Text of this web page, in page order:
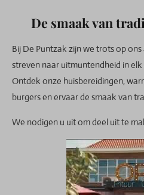
De smaak van
Bij De Puntzak zijn we trots op
streven naar uitmuntendheid in
Ontdek onze huisbereidingen,
burgers en ervaar de smaak van
We nodigen u uit om deel uit te